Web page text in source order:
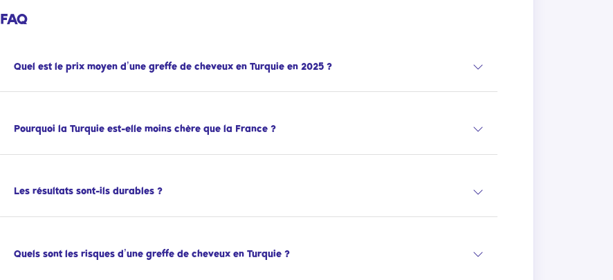
FAQ
Quel est le prix moyen d’une greffe de cheveux en Turquie en 2025 ?
Pourquoi la Turquie est-elle moins chère que la France ?
Les résultats sont-ils durables ?
Quels sont les risques d’une greffe de cheveux en Turquie ?